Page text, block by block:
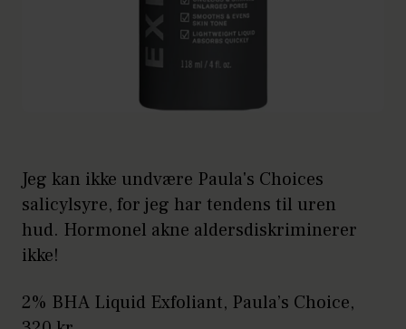
Jeg kan ikke undvære Paula's Choices
salicylsyre, for jeg har tendens til uren
hud. Hormonel akne aldersdiskriminerer
ikke!
2% BHA Liquid Exfoliant, Paula’s Choice,